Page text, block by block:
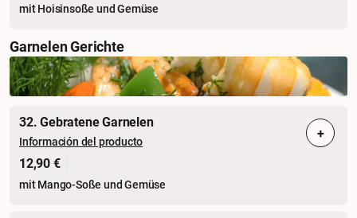
mit Hoisinsoße und Gemüse
Garnelen Gerichte
32. Gebratene Garnelen
Información del producto
12,90 €
mit Mango-Soße und Gemüse
+